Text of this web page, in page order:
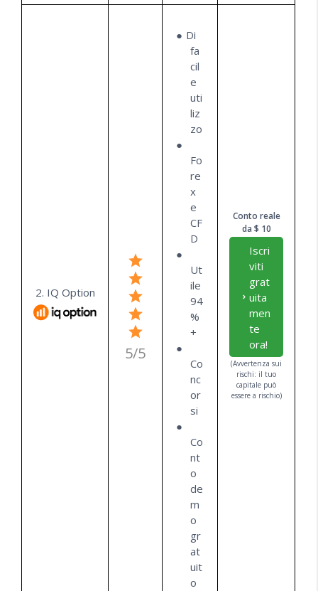
2. IQ Option
5/5
Di
fa
cil
e
uti
liz
zo
Fo
re
x
e
CF
D
Ut
ile
94
%
+
Co
nc
or
si
Co
nt
o
de
m
o
gr
at
uit
o
Conto reale
da $ 10
Iscri
viti
grat
uita
men
te
ora!
(Avvertenza sui
rischi: il tuo
capitale può
essere a rischio)